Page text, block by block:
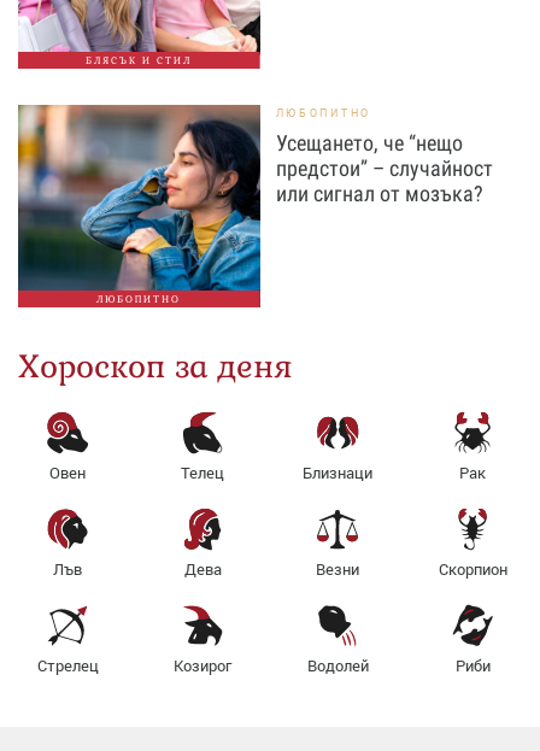
БЛЯСЪК И СТИЛ
ЛЮБОПИТНО
ЛЮБОПИТНО
Усещането, че “нещо
предстои” – случайност
или сигнал от мозъка?
Хороскоп за деня
Овен Телец Близнаци Рак
Лъв Дева Везни Скорпион
Стрелец Козирог Водолей Риби